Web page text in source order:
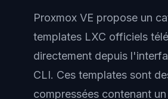
Proxmox VE propose un
templates LXC officiels
directement depuis
CLI. Ces templates sont
compressées contenant